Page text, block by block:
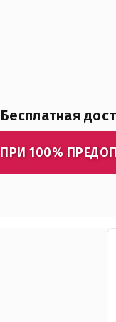
Бесплатная
ПРИ 100%